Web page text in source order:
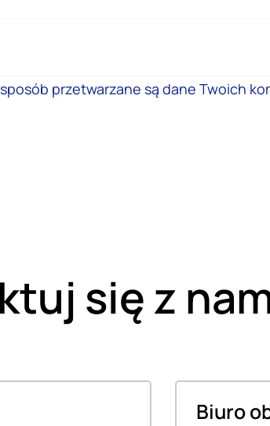
przetwarzane są dane Twoich
się z
Biuro